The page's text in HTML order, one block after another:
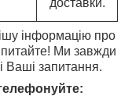
інформацію про
Ми завжди
Ваші запитання.